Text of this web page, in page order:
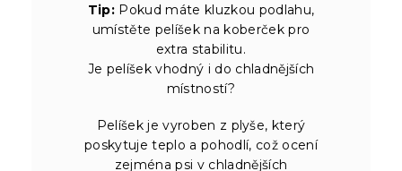
Tip: Pokud máte kluzkou podlahu,
umístěte pelíšek na koberček pro
extra stabilitu.
Je pelíšek vhodný i do chladnějších
místností?
Pelíšek je vyroben z plyše, který
poskytuje teplo a pohodlí, což ocení
zejména psi v chladnějších